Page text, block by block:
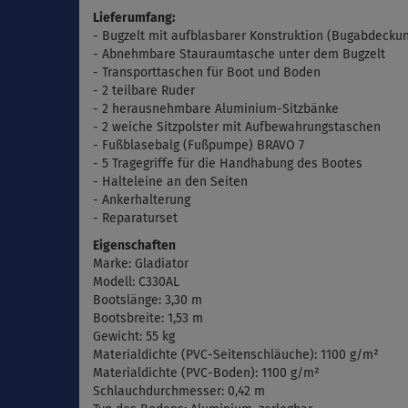
Lieferumfang:
- Bugzelt mit aufblasbarer Konstruktion
- Abnehmbare Stauraumtasche unter dem Bugzelt
- Transporttaschen für Boot und Boden
- 2 teilbare Ruder
- 2 herausnehmbare Aluminium-Sitzbänke
- 2 weiche Sitzpolster mit Aufbewahrungstaschen
- Fußblasebalg ( Fußpumpe) BRAVO 7
- 5 Tragegriffe für die Handhabung des Bootes
- Halteleine an den Seiten
- Ankerhalterung
- Reparaturset
Eigenschaften
Marke: Gladiator
Modell: C330AL
Bootslänge: 3,30 m
Bootsbreite: 1,53 m
Gewicht: 55 kg
Materialdichte (PVC-Seitenschläuche): 1100 g/m²
Materialdichte (PVC-Boden): 1100 g/m²
Schlauchdurchmesser: 0,42 m